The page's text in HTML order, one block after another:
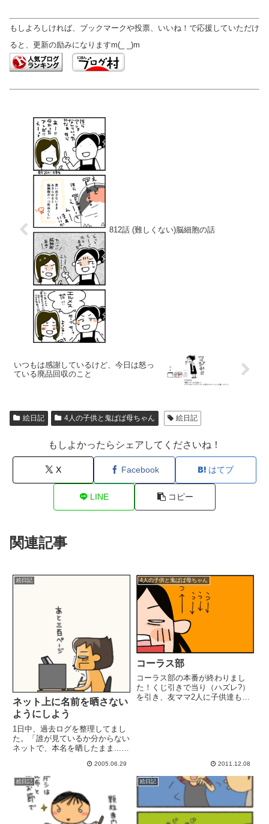
もしよろしければ、ブックマークや投票、いいね！で応援していただけ
ると、更新の励みになりますm(_ _)m
812話 (難しくない)脳細胞の話
いつもは感謝しているけど、今日は怒っ
ている廃品回収のこと
絵日記 4人の子供と鬼ばば母ちゃん 絵日記
もしよかったらシェアしてくださいね！
X Facebook はてブ
LINE コピー
関連記事
絵日記
ネット上に名前を晒さない
ようにしよう
1日中、過去ログを整理してまし
た。「誰が見ているか分からない
ネットで、本名を晒したまま....
ら考えてたのですが、手付かずの
状態だったのです（最近は気遣っ
てましたが自分の本名は伏せてる
のに、子供のはそのまま.....
2005.06.29
4人の子供と鬼ばば母ちゃん
コーラス部
コーラス部の本番が終わりまし
た！くじ引きで当り（ハズレ?）
を引き、友ママ2人に子供達も巻
2011.12.08
絵日記 絵日記